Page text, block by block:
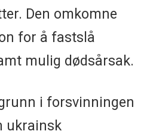
Den omkomne
for å fastslå
mulig dødsårsak.
i forsvinningen
ukrainsk